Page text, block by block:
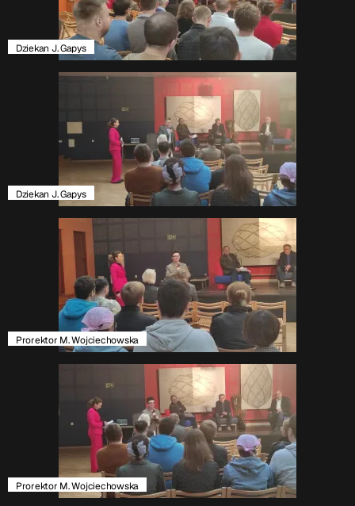
Dziekan J. Gapys
Dziekan J. Gapys
Prorektor M. Wojciechowska
Prorektor M. Wojciechowska